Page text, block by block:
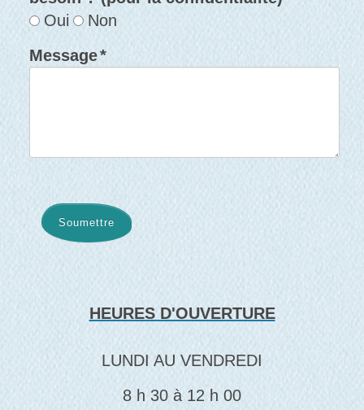
Oui
Non
Message*
Soumettre
HEURES D'OUVERTURE
LUNDI AU VENDREDI
8 h 30 à 12 h 00